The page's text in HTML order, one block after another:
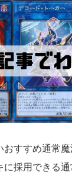
おすすめ通常魔
に採用できる